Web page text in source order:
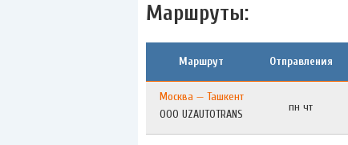
Маршруты:
Маршрут Отправления
Москва — Ташкент
ООО UZAUTOTRANS
пн чт